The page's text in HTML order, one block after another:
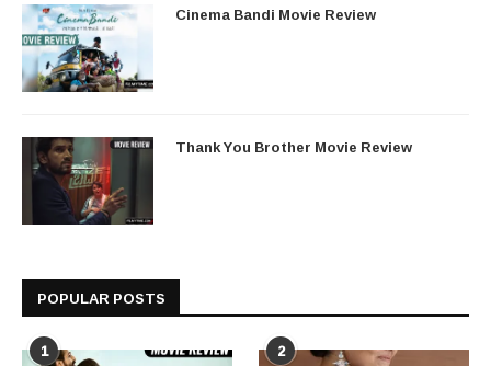
Cinema Bandi Movie Review
Thank You Brother Movie Review
POPULAR POSTS
1 2